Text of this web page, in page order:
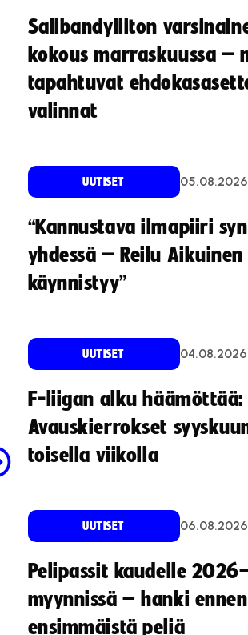
Salibandyliiton
kokous marraskuussa –
tapahtuvat
valinnat
UUTISET 05.08.2026
“Kannustava ilmapiiri
yhdessä – Reilu
käynnistyy”
UUTISET 04.08.2026
F-liigan alku häämöttää:
Avauskierrokset
toisella viikolla
UUTISET 06.08.2026
Pelipassit kaudelle
myynnissä – hanki ennen
ensimmäistä peliä